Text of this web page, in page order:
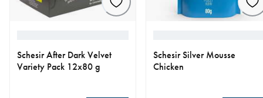
Schesir After Dark Velvet
Variety Pack 12x80 g
Schesir Silver Mousse
Chicken